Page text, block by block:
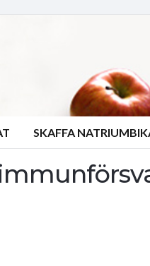
SKAFFA